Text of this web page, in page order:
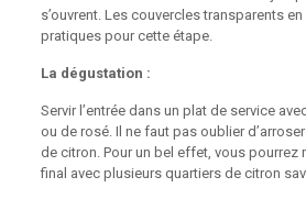
s’ouvrent. Les couvercles transparents
pratiques pour cette étape.
La dégustation :
Servir l’entrée dans un plat de service
ou de rosé. Il ne faut pas oublier
de citron. Pour un bel effet, vous pourrez
final avec plusieurs quartiers de citron